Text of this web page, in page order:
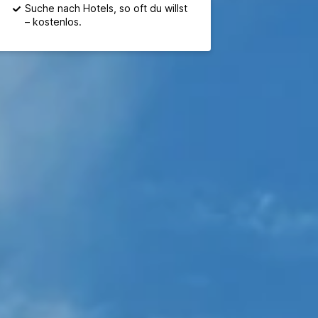
Suche nach Hotels, so oft du willst
– kostenlos.